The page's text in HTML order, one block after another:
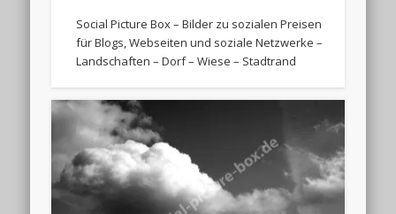
Social Picture Box – Bilder zu sozialen Preisen
für Blogs, Webseiten und soziale Netzwerke –
Landschaften – Dorf – Wiese – Stadtrand